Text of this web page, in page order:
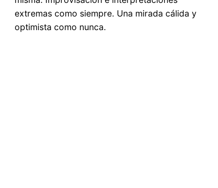
extremas como siempre. Una mirada cálida y
optimista como nunca.